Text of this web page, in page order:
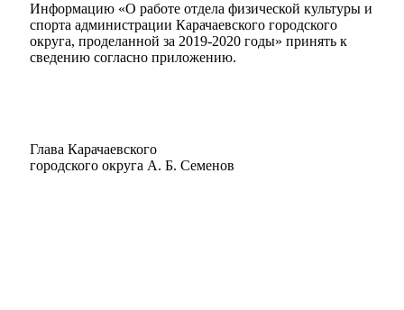
Информацию «О работе отдела физической культуры и
спорта администрации Карачаевского городского
округа, проделанной за 2019-2020 годы» принять к
сведению согласно приложению.
Глава Карачаевского
городского округа А. Б. Семенов
Мэр